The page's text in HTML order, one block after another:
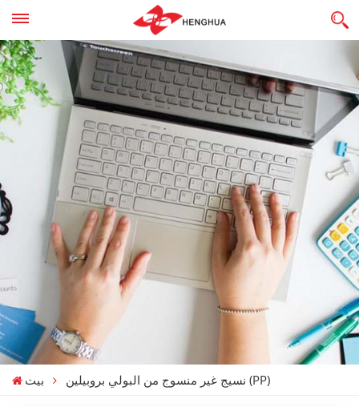
بيت نسيج غير منسوج من البولي بروبيلين (PP)